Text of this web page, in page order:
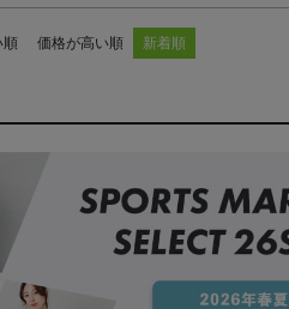
順 価格が高い順 新着順